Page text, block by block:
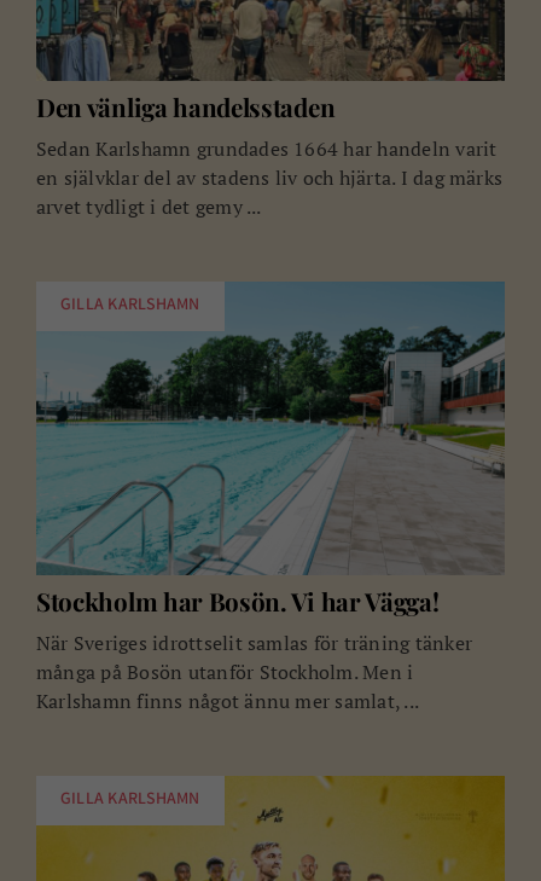
Den vänliga handelsstaden
Sedan Karlshamn grundades 1664 har handeln varit
en självklar del av stadens liv och hjärta. I dag märks
arvet tydligt i det gemy ...
GILLA KARLSHAMN
Stockholm har Bosön. Vi har Vägga!
När Sveriges idrottselit samlas för träning tänker
många på Bosön utanför Stockholm. Men i
Karlshamn finns något ännu mer samlat, ...
GILLA KARLSHAMN